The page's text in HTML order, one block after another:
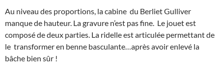
Au niveau des proportions, la cabine du Berliet Gulliver
manque de hauteur. La gravure n’est pas fine. Le jouet est
composé de deux parties. La ridelle est articulée permettant de
le transformer en benne basculante…après avoir enlevé la
bâche bien sûr !